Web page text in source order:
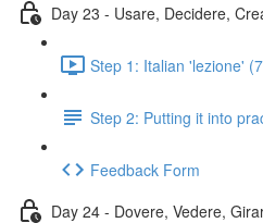
Day 23 - Usare, Decidere,
Step 1: Italian 'lezione'
Step 2: Putting it into
Feedback Form
Day 24 - Dovere, Vedere,